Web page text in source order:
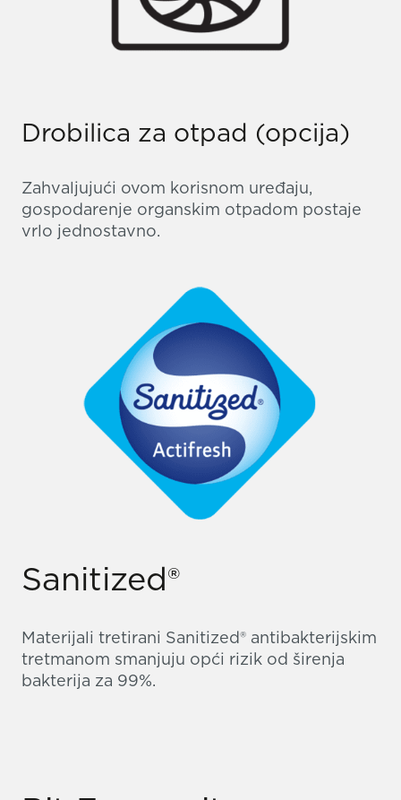
Drobilica za otpad (opcija)
Zahvaljujući ovom korisnom uređaju,
gospodarenje organskim otpadom postaje
vrlo jednostavno.
Sanitized®
Materijali tretirani Sanitized® antibakterijskim
tretmanom smanjuju opći rizik od širenja
bakterija za 99%.